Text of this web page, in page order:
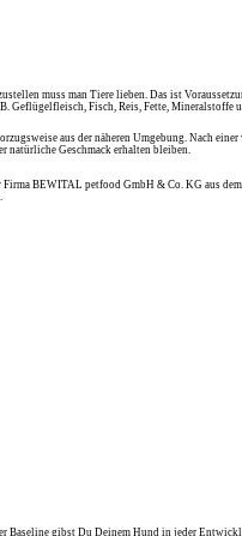
muss man Tiere lieben. Das ist
Geflügelfleisch, Fisch, Reis, Fette, Mineralstoffe
aus der näheren Umgebung. Nach
Geschmack erhalten bleiben.
BEWITAL petfood GmbH & Co. KG aus
Baseline gibst Du Deinem Hund in jeder